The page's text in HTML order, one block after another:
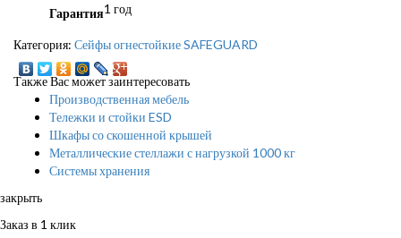
Гарантия1 год
Категория: Сейфы огнестойкие SAFEGUARD
Также Вас может заинтересовать
Производственная мебель
Тележки и стойки ESD
Шкафы со скошенной крышей
Металлические стеллажи с нагрузкой 1000 кг
Системы хранения
закрыть
Заказ в 1 клик